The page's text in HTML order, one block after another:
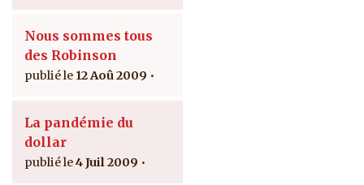
Nous sommes tous
des Robinson
12 Aoû 2009
La pandémie du
dollar
4 Juil 2009